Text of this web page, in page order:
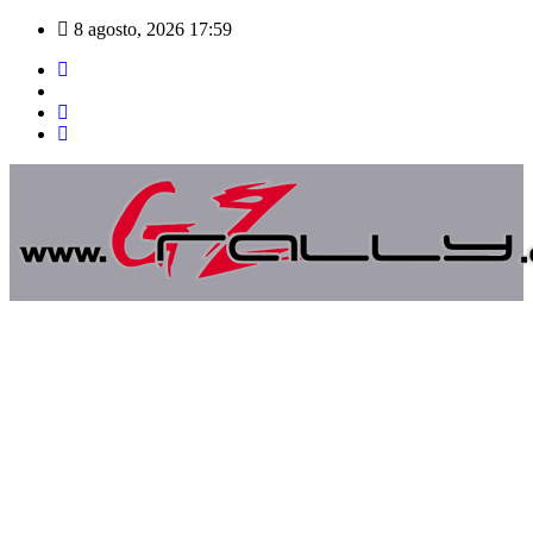
Saltar
contenido
8 agosto, 2026 17:59